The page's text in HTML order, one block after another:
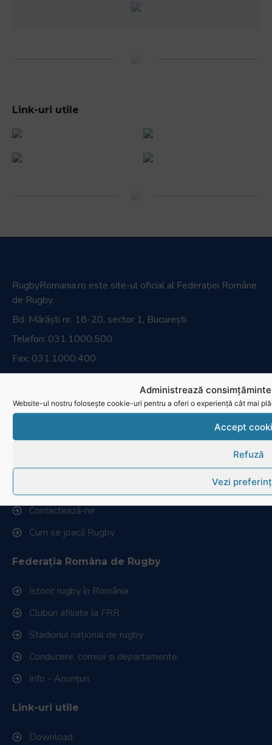
Administrează
Website-ul nostru folosește cookie-uri pentru a oferi o experiență cât mai
Accept
Refuză
Vezi
Link-uri utile
RugbyRomania.ro este site-ul oficial al Federației Române
de Rugby.
Bd. Mărăști nr. 18-20, sector 1, București
Telefon: 031.1000.500
Fax: 031.1000.400
© Toate drepturile sunt rezervate.
Website realizat și întreținut deSINGA
Navighează în website
Ultimele știri
Contactează-ne
Cum se joacă Rugby
Federația Româna de Rugby
Istoric rugby în România
Cluburi afiliate la FRR
Stadionul național de rugby
Conducere, comisii și departamente
Info - Anunțuri
Link-uri utile
Download